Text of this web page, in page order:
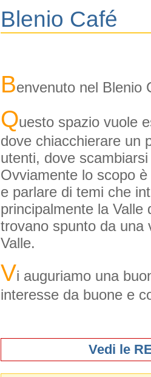
Blenio Café
Benvenuto nel Blenio
Questo spazio vuole
dove chiacchierare un
utenti, dove
Ovviamente lo scopo
e parlare di temi che
principalmente la Valle
trovano spunto da una
Valle.
Vi auguriamo una
interesse da buone e
Vedi le